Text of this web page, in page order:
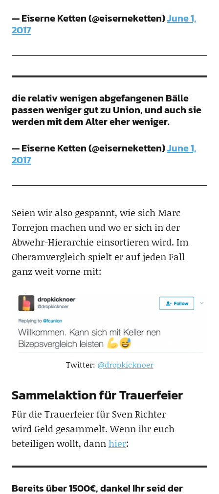
— Eiserne Ketten (@eiserneketten)June 1,
2017
die relativ wenigen abgefangenen Bälle
passen weniger gut zu Union, und auch sie
werden mit dem Alter eher weniger.
— Eiserne Ketten (@eiserneketten)June 1,
2017
Seien wir also gespannt, wie sich Marc
Torrejon machen und wo er sich in der
Abwehr-Hierarchie einsortieren wird. Im
Oberamvergleich spielt er auf jeden Fall
ganz weit vorne mit:
Twitter: @dropkicknoer
Sammelaktion für Trauerfeier
Für die Trauerfeier für Sven Richter
wird Geld gesammelt. Wenn ihr euch
beteiligen wollt, dannhier:
Bereits über 1500€, danke! Ihr seid der